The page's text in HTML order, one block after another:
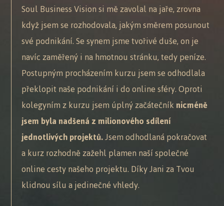
Soul Business Vision si mě zavolal na jaře, zrovna
když jsem se rozhodovala, jakým směrem posunout
své podnikání. Se synem jsme tvořivé duše, on je
navíc zaměřený i na hmotnou stránku, tedy peníze.
Postupným procházením kurzu jsem se odhodlala
překlopit naše podnikání i do online sféry. Oproti
kolegyním z kurzu jsem úplný začátečníknicméně
jsem byla nadšená z milionového sdílení
jednotlivých projektů.Jsem odhodlaná pokračovat
a kurz rozhodně zažehl plamen naší společné
online cesty našeho projektu. Díky Jani za Tvou
klidnou sílu a jedinečné vhledy.